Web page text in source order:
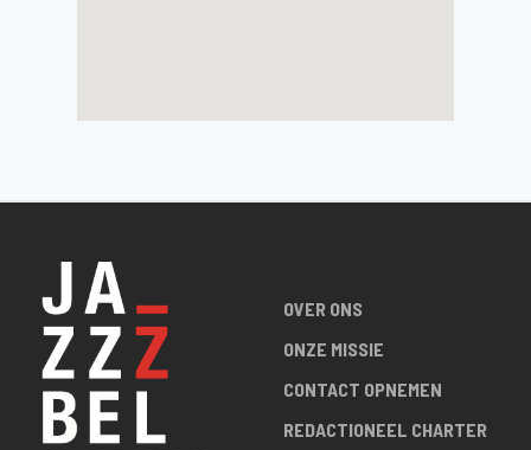
OVER ONS
ONZE MISSIE
CONTACT OPNEMEN
REDACTIONEEL CHARTER